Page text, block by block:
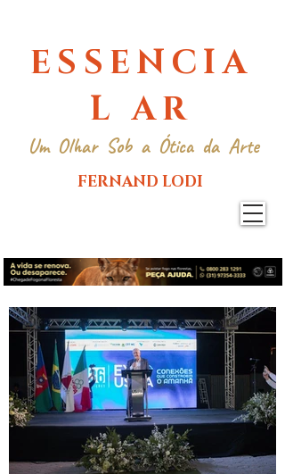
ESSENCIA
L AR
Um Olhar Sob a Ótica da Arte
FERNAND LODI